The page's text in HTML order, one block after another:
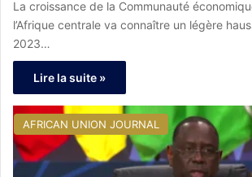
La croissance de la Communauté
l’Afrique centrale va connaître un légère
2023…
Lire la suite »
AFRICAN UNION JOURNAL